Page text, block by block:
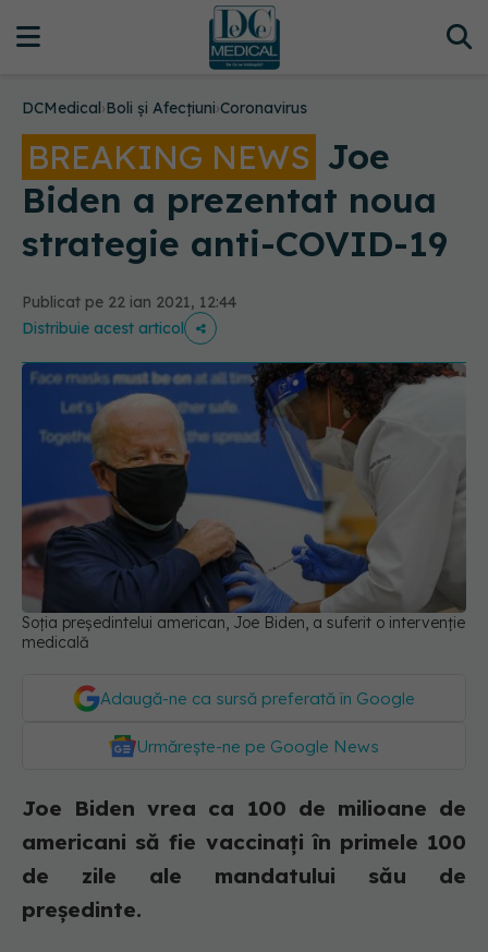
DCMedical›Boli și Afecțiuni›Coronavirus
BREAKING NEWS Joe
Biden a prezentat noua
strategie anti-COVID-19
Publicat pe 22 ian 2021, 12:44
Distribuie acest articol
Soția președintelui american, Joe Biden, a suferit o intervenție
medicală
Adaugă-ne ca sursă preferată în Google
Urmărește-ne pe Google News
Joe Biden vrea ca 100 de milioane de
americani să fie vaccinați în primele 100
de zile ale mandatului său de
președinte.